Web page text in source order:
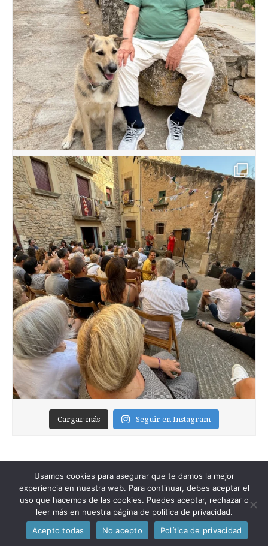
Cargar más Seguir en Instagram
Copyright © 2026 Foixblog
. All Rights Reserved.
The Magazine Premium Theme bybavotasan.com.
Usamos cookies para asegurar que te damos la mejor
experiencia en nuestra web. Para continuar, debes aceptar el
uso que hacemos de las cookies. Puedes aceptar, rechazar o
leer más en nuestra página de política de privacidad.
Acepto todas
No acepto Política de privacidad